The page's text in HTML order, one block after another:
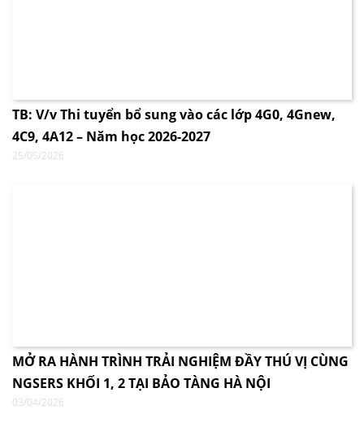
TB: V/v Thi tuyển bổ sung vào các lớp 4G0, 4Gnew,
4C9, 4A12 – Năm học 2026-2027
25/05/2026
MỞ RA HÀNH TRÌNH TRẢI NGHIỆM ĐẦY THÚ VỊ CÙNG
NGSERS KHỐI 1, 2 TẠI BẢO TÀNG HÀ NỘI
03/04/2026